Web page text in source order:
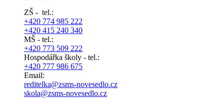
ZŠ - tel.:
+420 774 985 222
+420 415 240 340
MŠ - tel.:
+420 773 509 222
Hospodářka školy - tel.:
+420 777 986 675
Email:
reditelka@zsms-novesedlo.cz
skola@zsms-novesedlo.cz